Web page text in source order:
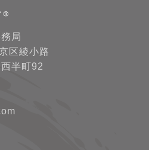
局
区綾小路
半町92